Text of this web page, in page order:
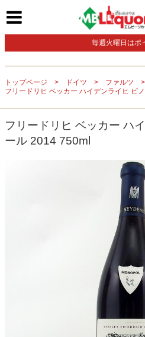
毎週火曜日はポ
トップページ ドイツ ファルツ
フリードリヒ ベッカー ハイデンライヒ ピ
フリードリヒ ベッカー ハ
ール 2014 750ml